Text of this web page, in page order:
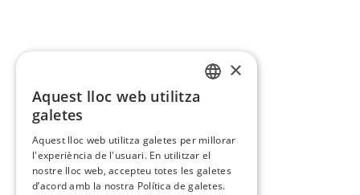
×
Aquest lloc web utilitza
galetes
Aquest lloc web utilitza galetes per millorar
l'experiència de l'usuari. En utilitzar el
nostre lloc web, accepteu totes les galetes
d’acord amb la nostra Política de galetes.